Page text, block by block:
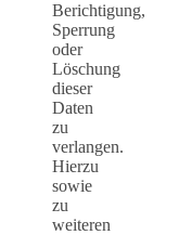
Berichtigung,
Sperrung
oder
Löschung
dieser
Daten
zu
verlangen.
Hierzu
sowie
zu
weiteren